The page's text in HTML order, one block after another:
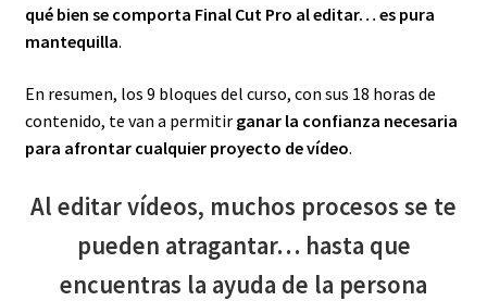
qué bien se comporta Final Cut Pro al editar… es pura
mantequilla.
En resumen, los 9 bloques del curso, con sus 18 horas de
contenido, te van a permitir ganar la confianza necesaria
para afrontar cualquier proyecto de vídeo.
Al editar vídeos, muchos procesos se te
pueden atragantar… hasta que
encuentras la ayuda de la persona